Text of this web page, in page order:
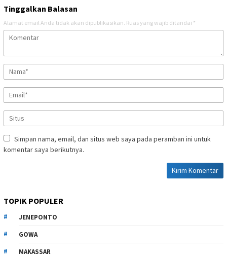
Tinggalkan Balasan
Alamat email Anda tidak akan dipublikasikan. Ruas yang wajib ditandai *
Simpan nama, email, dan situs web saya pada peramban ini untuk
komentar saya berikutnya.
TOPIK POPULER
JENEPONTO
GOWA
MAKASSAR